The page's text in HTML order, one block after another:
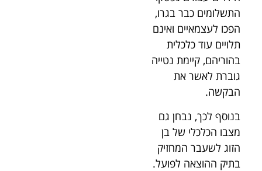
התשלומים כבר בגרו,
הפכו לעצמאיים ואינם
תלויים עוד כלכלית
בהוריהם, קיימת נטייה
גוברת לאשר את
הבקשה.
בנוסף לכך, נבחן גם
מצבו הכלכלי של בן
הזוג לשעבר המחזיק
בתיק ההוצאה לפועל.